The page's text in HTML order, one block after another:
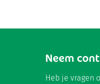
Neem
Heb je vragen